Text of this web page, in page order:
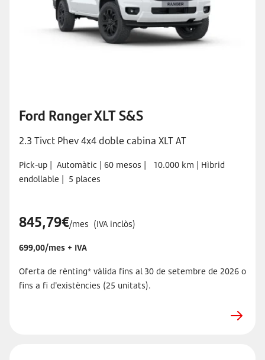
Ford Ranger XLT S&S
2.3 Tivct Phev 4x4 doble cabina XLT AT
Pick-up | Automàtic | 60 mesos | 10.000 km | Hìbrid
endollable | 5 places
845,79€/mes (IVA inclòs)
699,00/mes + IVA
Oferta de rènting* vàlida fins al 30 de setembre de 2026 o
fins a fi d'existències (25 unitats).